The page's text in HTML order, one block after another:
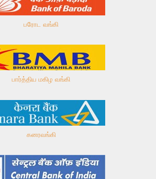
பரோட வங்கி
பார்த்திய மகிழ வங்கி
கனரவங்கி